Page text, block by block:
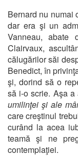
Bernard nu numai
dar era şi un
Vanneau, abate
Clairvaux,
călugărilor săi
Benedict, în
şi, dorind să o
să i-o scrie. Aşa a
umilinţei şi ale
care creştinul
curând la acea
teamă şi ne
contemplaţiei.